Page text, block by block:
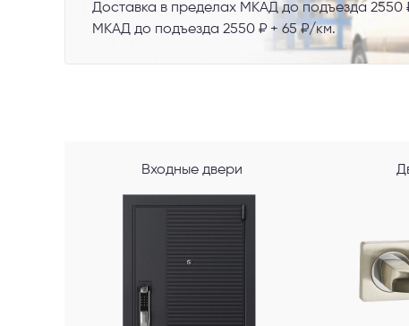
Доставка в пределах МКАД до подъезда 2550
МКАД до подъезда 2550 ₽ + 65 ₽/км.
Входные двери